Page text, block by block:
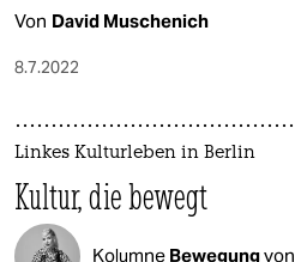
Von David Muschenich
8.7.2022
Linkes Kulturleben in Berlin
Kultur, die bewegt
Kolumne Bewegungvon